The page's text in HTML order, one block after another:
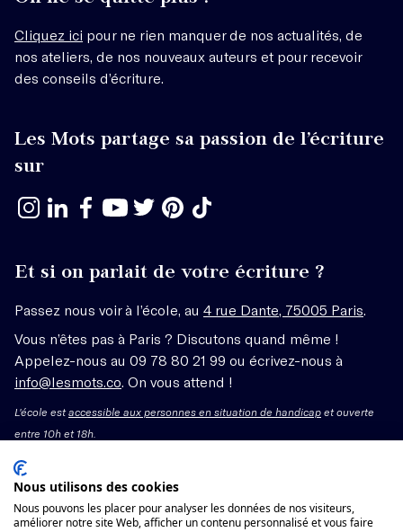
Cliquez ici pour ne rien manquer de nos actualités, de
nos ateliers, de nos nouveaux auteurs et pour recevoir
des conseils d’écriture.
Les Mots partage sa passion de l’écriture
sur
Et si on parlait de votre écriture ?
Passez nous voir à l’école, au 4 rue Dante, 75005 Paris
Vous n’êtes pas à Paris ? Discutons quand même !
Appelez-nous au 09 78 80 21 99 ou écrivez-nous à
info@lesmots.co . On vous attend !
L'école estaccessible aux personnes en situation de handicap et ouverte
entre 10h et 18h.
Mentions légales – CGV
Organisme de formation enregistré sous le numéro
Nous utilisons des cookies
Nous pouvons les placer pour analyser les données de nos visiteurs,
améliorer notre site Web, afficher un contenu personnalisé et vous faire